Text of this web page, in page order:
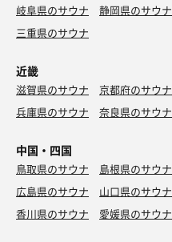
岐阜県のサウナ 静岡県のサウナ
三重県のサウナ
近畿
滋賀県のサウナ 京都府のサウナ
兵庫県のサウナ
奈良県のサウナ
中国・四国
鳥取県のサウナ 島根県のサウナ
広島県のサウナ
山口県のサウナ
香川県のサウナ
愛媛県のサウナ